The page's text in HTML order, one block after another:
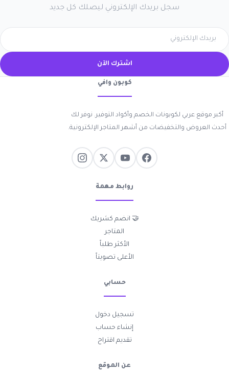
سجل بريدك الإلكتروني ليصلك كل جديد
اشترك الآن
كوبون وافي
أكبر موقع عربي لكوبونات الخصم وأكواد التوفير. نوفر لك
أحدث العروض والتخفيضات من أشهر المتاجر الإلكترونية.
روابط مهمة
🤝 انضم كشريك
المتاجر
الأكثر طلباً
الأعلى تصويتاً
حسابي
تسجيل دخول
إنشاء حساب
تقديم اقتراح
عن الموقع